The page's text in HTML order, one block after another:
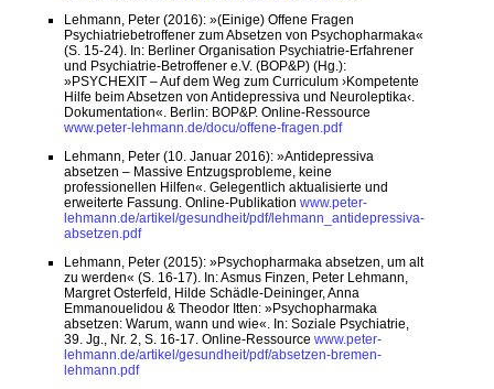
Lehmann, Peter (2016): »(Einige) Offene Fragen
Psychiatriebetroffener zum Absetzen von Psychopharmaka«
(S. 15-24). In: Berliner Organisation Psychiatrie-Erfahrener
und Psychiatrie-Betroffener e.V. (BOP&P) (Hg.):
»PSYCHEXIT – Auf dem Weg zum Curriculum ›Kompetente
Hilfe beim Absetzen von Antidepressiva und Neuroleptika‹.
Dokumentation«. Berlin: BOP&P. Online-Ressource
www.peter-lehmann.de/docu/offene-fragen.pdf
Lehmann, Peter (10. Januar 2016): »Antidepressiva
absetzen – Massive Entzugsprobleme, keine
professionellen Hilfen«. Gelegentlich aktualisierte und
erweiterte Fassung. Online-Publikation www.peter-
lehmann.de/artikel/gesundheit/pdf/lehmann_antidepressiva-
absetzen.pdf
Lehmann, Peter (2015): »Psychopharmaka absetzen, um alt
zu werden« (S. 16-17). In: Asmus Finzen, Peter Lehmann,
Margret Osterfeld, Hilde Schädle-Deininger, Anna
Emmanouelidou & Theodor Itten: »Psychopharmaka
absetzen: Warum, wann und wie«. In: Soziale Psychiatrie,
39. Jg., Nr. 2, S. 16-17. Online-Ressource www.peter-
lehmann.de/artikel/gesundheit/pdf/absetzen-bremen-
lehmann.pdf